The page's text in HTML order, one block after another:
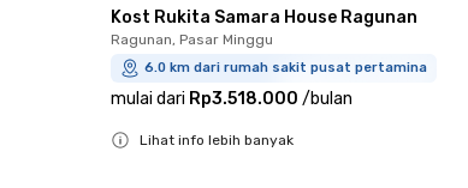
Kost Rukita Samara House Ragunan
Ragunan, Pasar Minggu
6.0 km dari rumah sakit pusat pertamina
mulai dari Rp3.518.000 /bulan
Lihat info lebih banyak